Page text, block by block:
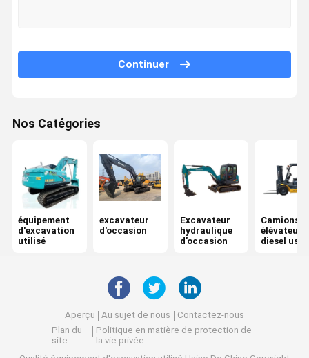
Continuer
Nos Catégories
équipement
d'excavation
utilisé
excavateur
d'occasion
Excavateur
hydraulique
d'occasion
Camions
élévateurs
diesel
Aperçu Au sujet de nous
Contactez-nous
Plan du
site
Politique en matière de protection de
la vie privée